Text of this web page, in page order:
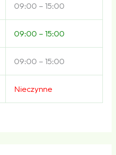
09:00 – 15:00
09:00 – 15:00
09:00 – 15:00
Nieczynne